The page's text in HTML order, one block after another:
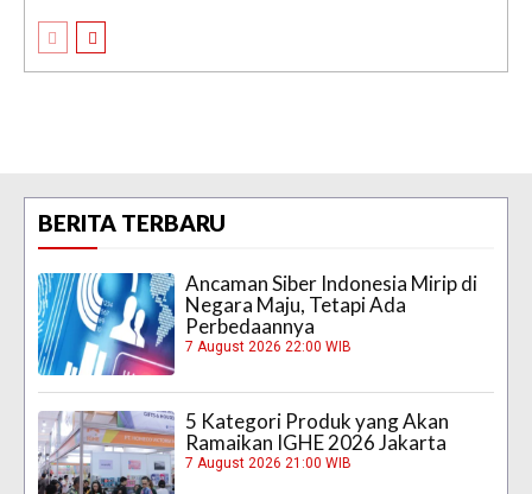
BERITA TERBARU
Ancaman Siber Indonesia Mirip di
Negara Maju, Tetapi Ada
Perbedaannya
7 August 2026 22:00 WIB
5 Kategori Produk yang Akan
Ramaikan IGHE 2026 Jakarta
7 August 2026 21:00 WIB